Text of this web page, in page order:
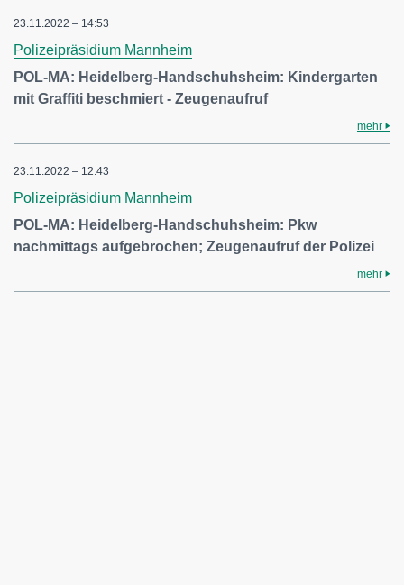
23.11.2022 – 14:53
Polizeipräsidium Mannheim
POL-MA: Heidelberg-Handschuhsheim: Kindergarten
mit Graffiti beschmiert - Zeugenaufruf
mehr
23.11.2022 – 12:43
Polizeipräsidium Mannheim
POL-MA: Heidelberg-Handschuhsheim: Pkw
nachmittags aufgebrochen; Zeugenaufruf der Polizei
mehr